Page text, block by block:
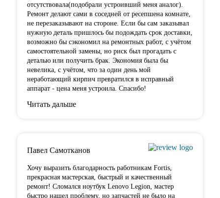
отсутствовала(подобрали устроивший меня аналог).
Ремонт делают сами в соседней от ресепшена комнате,
не перезаказывают на стороне. Если бы сам заказывал
нужную деталь пришлось бы подождать срок доставки,
возможно бы сэкономил на ремонтных работ, с учётом
самостоятельной замены, но риск был прогадать с
деталью или получить брак. Экономия была бы
невелика, с учётом, что за один день мой
неработающий кирпич превратился в исправный
аппарат - цена меня устроила. Спасибо!
Читать дальше
Павел Самотканов
Хочу выразить благодарность работникам Fortis,
прекрасная мастерская, быстрый и качественный
ремонт! Сломался ноутбук Lenovo Legion, мастер
быстро нашел проблему, но запчастей не было на